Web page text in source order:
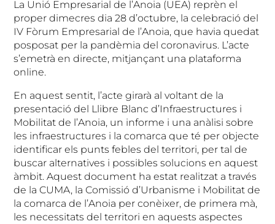
La Unió Empresarial de l’Anoia (UEA) reprèn el
proper dimecres dia 28 d’octubre, la celebració del
IV Fòrum Empresarial de l’Anoia, que havia quedat
posposat per la pandèmia del coronavirus. L’acte
s’emetrà en directe, mitjançant una plataforma
online.
En aquest sentit, l’acte girarà al voltant de la
presentació del Llibre Blanc d’Infraestructures i
Mobilitat de l’Anoia, un informe i una anàlisi sobre
les infraestructures i la comarca que té per objecte
identificar els punts febles del territori, per tal de
buscar alternatives i possibles solucions en aquest
àmbit. Aquest document ha estat realitzat a través
de la CUMA, la Comissió d’Urbanisme i Mobilitat de
la comarca de l’Anoia per conèixer, de primera mà,
les necessitats del territori en aquests aspectes